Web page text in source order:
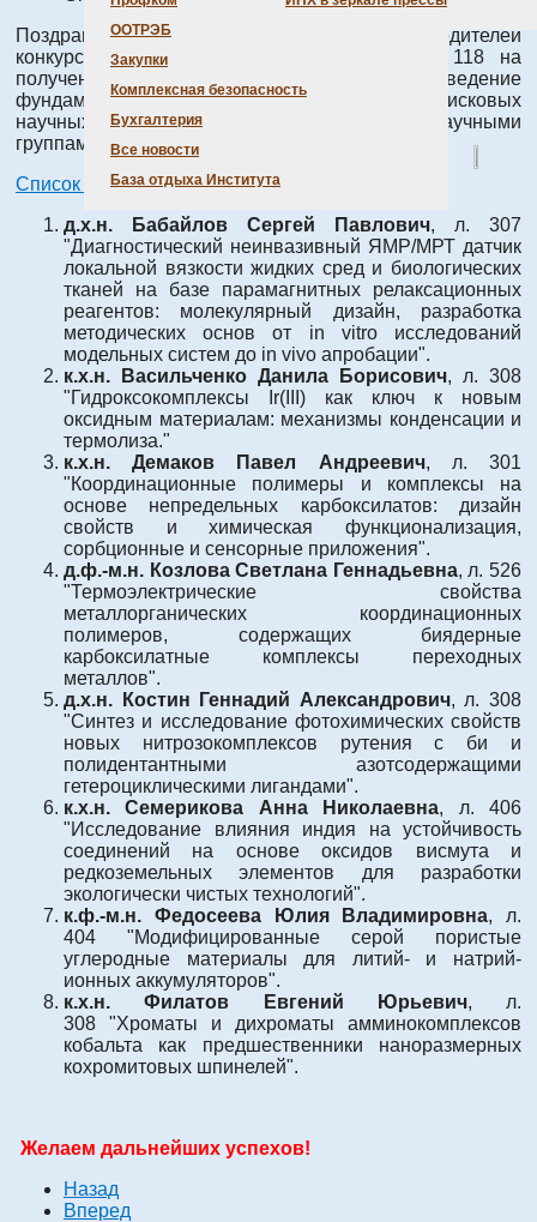
ООТРЭБ
Закупки
Комплексная безопасность
Бухгалтерия
Все новости
База отдыха Института
Поздравляем сотрудников ИНХ СО РАН – победителей
конкурса Российского научного фонда № 118 на
получение грантов по мероприятию «Проведение
фундаментальных научных исследований и поисковых
научных исследований малыми отдельными научными
группами».
Список победителей на сайте РНФ
д.х.н. Бабайлов Сергей Павлович, л. 307
"Диагностический неинвазивный ЯМР/МРТ датчик
локальной вязкости жидких сред и биологических
тканей на базе парамагнитных релаксационных
реагентов: молекулярный дизайн, разработка
методических основ от in vitro исследований
модельных систем до in vivo апробации".
к.х.н. Васильченко Данила Борисович, л. 308
"Гидроксокомплексы Ir(III) как ключ к новым
оксидным материалам: механизмы конденсации и
термолиза."
к.х.н. Демаков Павел Андреевич, л. 301
"Координационные полимеры и комплексы на
основе непредельных карбоксилатов: дизайн
свойств и химическая функционализация,
сорбционные и сенсорные приложения".
д.ф.-м.н. Козлова Светлана Геннадьевна, л. 526
"Термоэлектрические свойства
металлорганических координационных
полимеров, содержащих биядерные
карбоксилатные комплексы переходных
металлов".
д.х.н. Костин Геннадий Александрович, л. 308
"Синтез и исследование фотохимических свойств
новых нитрозокомплексов рутения с би и
полидентантными азотсодержащими
гетероциклическими лигандами".
к.х.н. Семерикова Анна Николаевна, л. 406
"Исследование влияния индия на устойчивость
соединений на основе оксидов висмута и
редкоземельных элементов для разработки
экологически чистых технологий".
к.ф.-м.н. Федосеева Юлия Владимировна, л.
404 "Модифицированные серой пористые
углеродные материалы для литий- и натрий-
ионных аккумуляторов".
к.х.н. Филатов Евгений Юрьевич, л.
308 "Хроматы и дихроматы амминокомплексов
кобальта как предшественники наноразмерных
кохромитовых шпинелей".
Желаем дальнейших успехов!
Назад
Вперед